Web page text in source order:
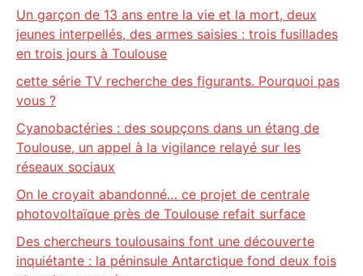
Un garçon de 13 ans entre la vie et la mort, deux
jeunes interpellés, des armes saisies : trois fusillades
en trois jours à Toulouse
cette série TV recherche des figurants. Pourquoi pas
vous ?
Cyanobactéries : des soupçons dans un étang de
Toulouse, un appel à la vigilance relayé sur les
réseaux sociaux
On le croyait abandonné… ce projet de centrale
photovoltaïque près de Toulouse refait surface
Des chercheurs toulousains font une découverte
inquiétante : la péninsule Antarctique fond deux fois